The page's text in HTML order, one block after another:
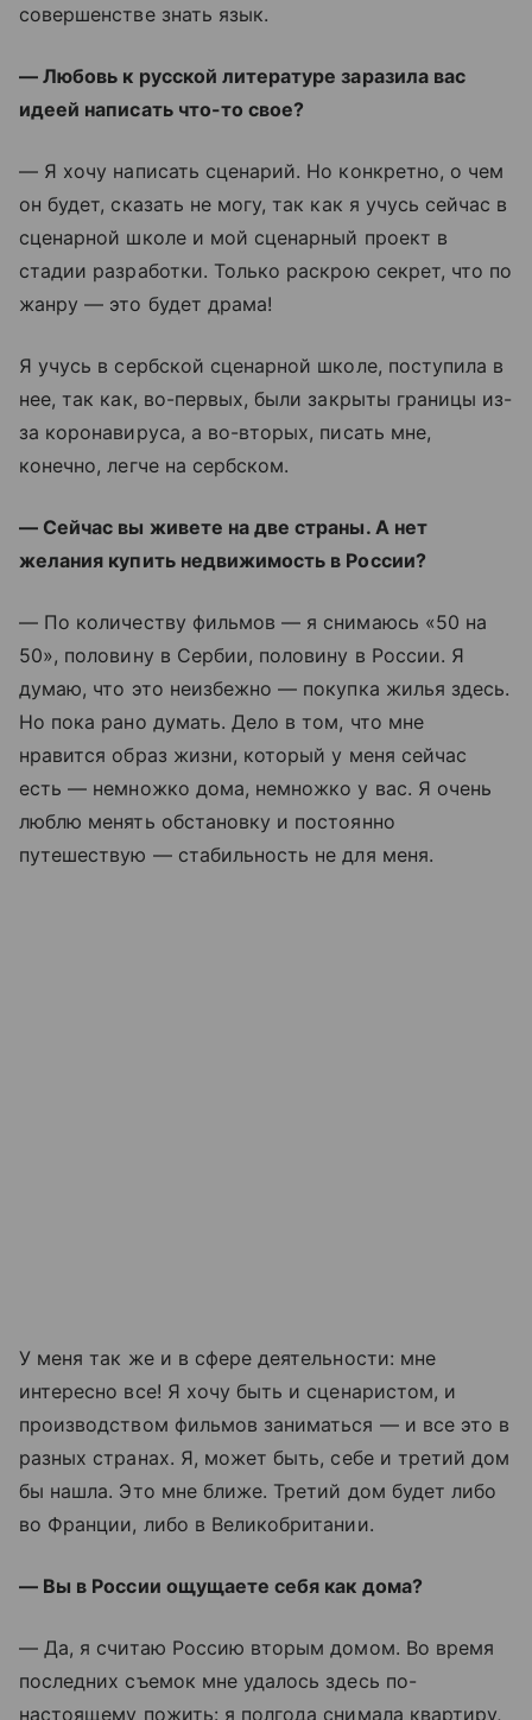
совершенстве знать язык.
— Любовь к русской литературе заразила вас
идеей написать что-то свое?
— Я хочу написать сценарий. Но конкретно, о чем
он будет, сказать не могу, так как я учусь сейчас в
сценарной школе и мой сценарный проект в
стадии разработки. Только раскрою секрет, что по
жанру — это будет драма!
Я учусь в сербской сценарной школе, поступила в
нее, так как, во-первых, были закрыты границы из-
за коронавируса, а во-вторых, писать мне,
конечно, легче на сербском.
— Сейчас вы живете на две страны. А нет
желания купить недвижимость в России?
— По количеству фильмов — я снимаюсь «50 на
50», половину в Сербии, половину в России. Я
думаю, что это неизбежно — покупка жилья здесь.
Но пока рано думать. Дело в том, что мне
нравится образ жизни, который у меня сейчас
есть — немножко дома, немножко у вас. Я очень
люблю менять обстановку и постоянно
путешествую — стабильность не для меня.
У меня так же и в сфере деятельности: мне
интересно все! Я хочу быть и сценаристом, и
производством фильмов заниматься — и все это в
разных странах. Я, может быть, себе и третий дом
бы нашла. Это мне ближе. Третий дом будет либо
во Франции, либо в Великобритании.
— Вы в России ощущаете себя как дома?
— Да, я считаю Россию вторым домом. Во время
последних съемок мне удалось здесь по-
настоящему пожить: я полгода снимала квартиру,